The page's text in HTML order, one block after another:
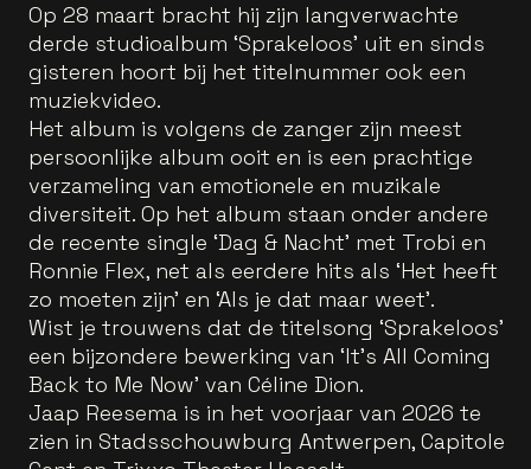
Op 28 maart bracht hij zijn langverwachte
derde studioalbum ‘Sprakeloos’ uit en sinds
gisteren hoort bij het titelnummer ook een
muziekvideo.
Het album is volgens de zanger zijn meest
persoonlijke album ooit en is een prachtige
verzameling van emotionele en muzikale
diversiteit. Op het album staan onder andere
de recente single ‘Dag & Nacht’ met Trobi en
Ronnie Flex, net als eerdere hits als ‘Het heeft
zo moeten zijn’ en ‘Als je dat maar weet’.
Wist je trouwens dat de titelsong ‘Sprakeloos’
een bijzondere bewerking van ‘It’s All Coming
Back to Me Now’ van Céline Dion.
Jaap Reesema is in het voorjaar van 2026 te
zien in Stadsschouwburg Antwerpen, Capitole